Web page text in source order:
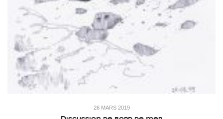
26 MARS 2019